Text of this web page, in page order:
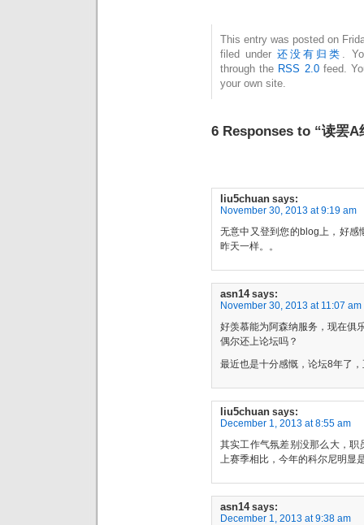
This entry was posted on
filed under还没有归类
.
through the RSS 2.0feed.
your own site.
6 Responses to “读罢A
liu5chuan says:
November 30, 2013 at 9:19 am
无意中又登到您的blog上，好感
昨天一样。。
asn14 says:
November 30, 2013 at 11:07 am
好羡慕能为阿森纳服务，现在俱
偶尔还上论坛吗？
最近也是十分感慨，论坛8年了
liu5chuan says:
December 1, 2013 at 8:55 am
其实工作气氛差别没那么大，
上赛季相比，今年的科尔尼明
asn14 says:
December 1, 2013 at 9:38 am